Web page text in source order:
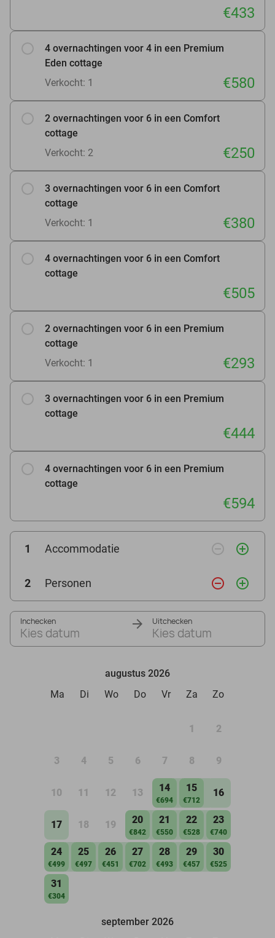
€433
4 overnachtingen voor 4 in een Premium
Eden cottage
Verkocht: 1
€580
2 overnachtingen voor 6 in een Comfort
cottage
Verkocht: 2
€250
3 overnachtingen voor 6 in een Comfort
cottage
Verkocht: 1
€380
4 overnachtingen voor 6 in een Comfort
cottage
€505
2 overnachtingen voor 6 in een Premium
cottage
Verkocht: 1
€293
3 overnachtingen voor 6 in een Premium
cottage
€444
4 overnachtingen voor 6 in een Premium
cottage
€594
1 Accommodatie remove_circle_outline add_circle_outline
2 Personen remove_circle_outline add_circle_outline
Inchecken
Kies datum
Uitchecken
Kies datum
augustus 2026
Ma
Di Wo Do Vr Za Zo
1 2
3 4 5 6 7 8 9
10 11 12 13 14
€694
15
€712
16
17 18 19 20
€842
21
€550
22
€528
23
€740
24
€499
25
€497
26
€451
27
€702
28
€493
29
€457
30
€525
31
€304
september 2026